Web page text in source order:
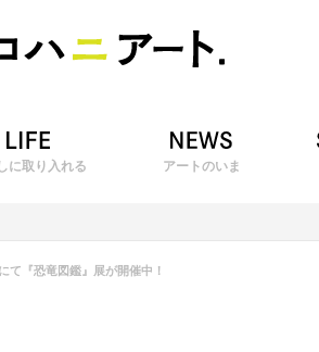
に取り入れる アートのいま
て『恐竜図鑑』展が開催中！